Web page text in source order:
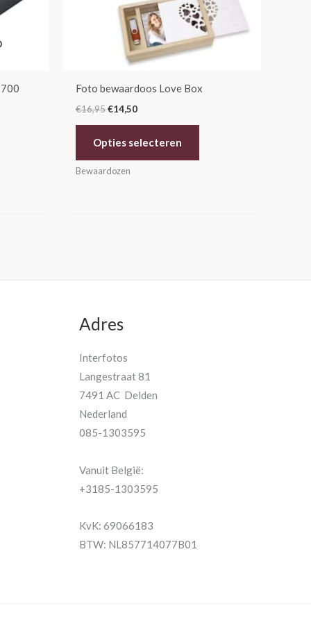
Foto bewaardoos Love Box
€16,95€14,50
Opties selecteren
kan
gekozen
worden
de
Bewaardozen
Adres
Interfotos
Langestraat 81
7491 AC Delden
Nederland
085-1303595
Vanuit België:
+3185-1303595
KvK: 69066183
BTW: NL857714077B01